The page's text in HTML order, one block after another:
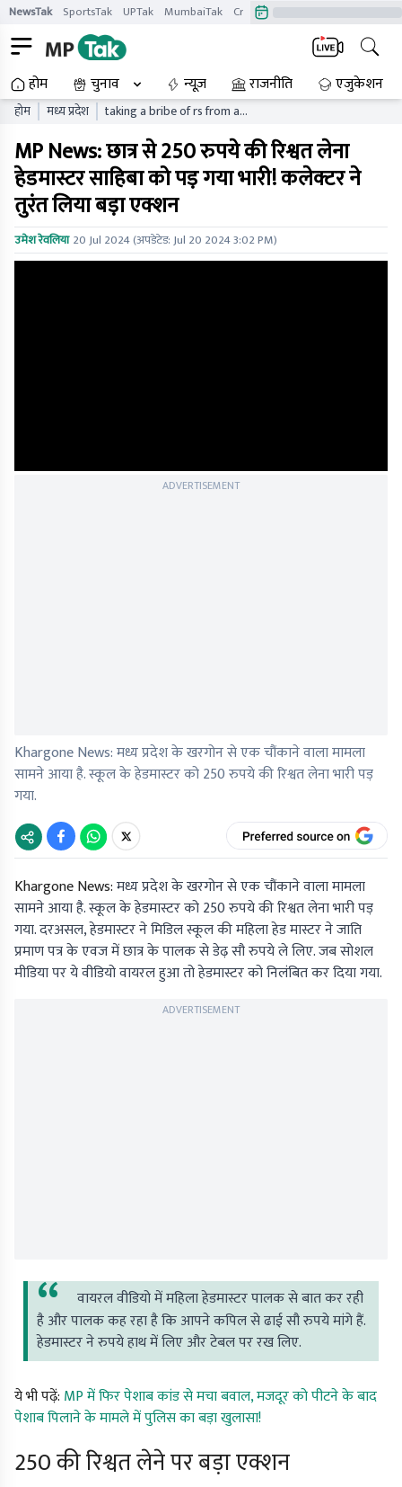
NewsTak SportsTak UPTak MumbaiTak CrimeTak
होम चुनाव न्यूज़ राजनीति एजुकेशन
होम मध्य प्रदेश
taking a bribe of rs from a
headmaster collector
suspended her
MP News: छात्र से 250 रुपये की रिश्वत लेना
हेडमास्टर साहिबा को पड़ गया भारी! कलेक्टर ने
तुरंत लिया बड़ा एक्शन
उमेश रेवलिया 20 Jul 2024(अपडेटेड:Jul 20 2024 3:02 PM)
ADVERTISEMENT
Khargone News: मध्य प्रदेश के खरगोन से एक चौंकाने वाला मामला
सामने आया है. स्कूल के हेडमास्टर को 250 रुपये की रिश्वत लेना भारी पड़
गया.
Khargone News:मध्य प्रदेश के खरगोन से एक चौंकाने वाला मामला
सामने आया है. स्कूल के हेडमास्टर को 250 रुपये की रिश्वत लेना भारी पड़
गया. दरअसल, हेडमास्टर ने मिडिल स्कूल की महिला हेड मास्टर ने जाति
प्रमाण पत्र के एवज में छात्र के पालक से डेढ़ सौ रुपये ले लिए. जब सोशल
मीडिया पर ये वीडियो वायरल हुआ तो हेडमास्टर को निलंबित कर दिया गया.
ADVERTISEMENT
वायरल वीडियो में महिला हेडमास्टर पालक से बात कर रही
है और पालक कह रहा है कि आपने कपिल से ढाई सौ रुपये मांगे हैं.
हेडमास्टर ने रुपये हाथ में लिए और टेबल पर रख लिए.
ये भी पढ़ें: MP में फिर पेशाब कांड से मचा बवाल, मजदूर को पीटने के बाद
पेशाब पिलाने के मामले में पुलिस का बड़ा खुलासा!
250 की रिश्वत लेने पर बड़ा एक्शन